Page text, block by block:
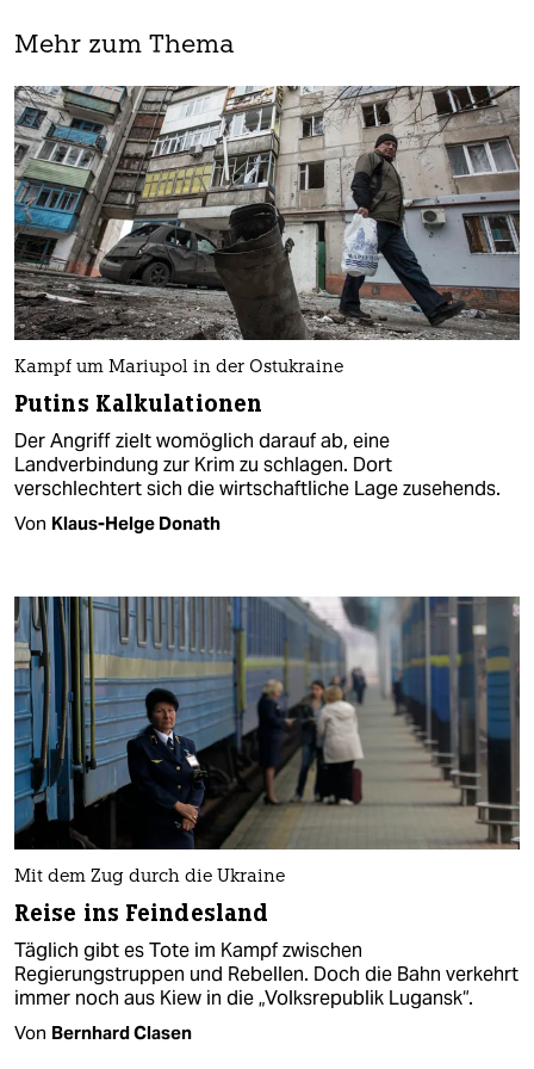
Mehr zum Thema
Kampf um Mariupol in der Ostukraine
Putins Kalkulationen
Der Angriff zielt womöglich darauf ab, eine
Landverbindung zur Krim zu schlagen. Dort
verschlechtert sich die wirtschaftliche Lage zusehends.
Von Klaus-Helge Donath
Mit dem Zug durch die Ukraine
Reise ins Feindesland
Täglich gibt es Tote im Kampf zwischen
Regierungstruppen und Rebellen. Doch die Bahn verkehrt
immer noch aus Kiew in die „Volksrepublik Lugansk“.
Von Bernhard Clasen